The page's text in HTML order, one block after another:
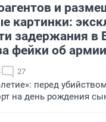
и
картинки:
задержания в
фейки об армии
27
летие»: перед
на день рождения